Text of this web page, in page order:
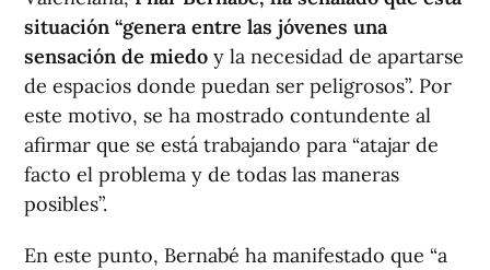
situación “genera entre las jóvenes una
sensación de miedo y la necesidad de apartarse
de espacios donde puedan ser peligrosos”. Por
este motivo, se ha mostrado contundente al
afirmar que se está trabajando para “atajar de
facto el problema y de todas las maneras
posibles”.
En este punto, Bernabé ha manifestado que “a